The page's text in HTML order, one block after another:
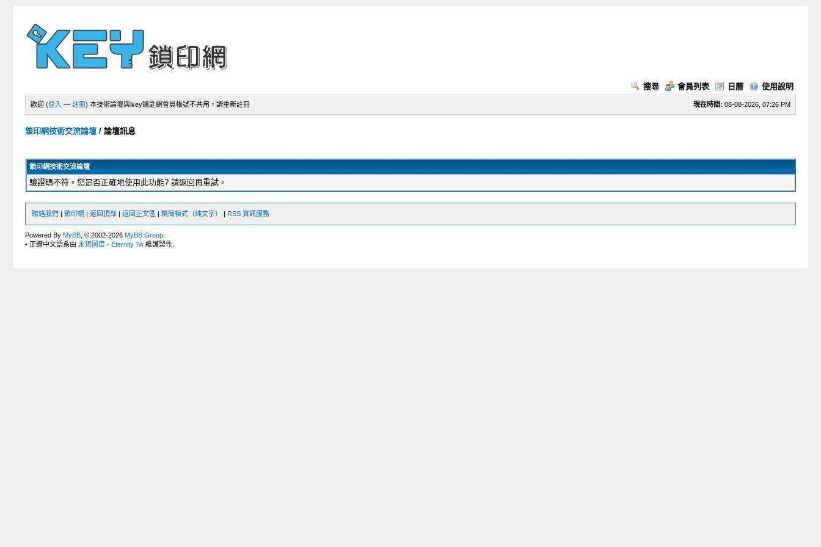
搜尋 會員列表 日曆 使用說明
現在時間: 08-08-2026, 07:26 PM
歡迎 (登入 —註冊) 本技術論壇與ikey鑰匙網會員帳號不共用，請重新註冊
鎖印網技術交流論壇 /論壇訊息
鎖印網技術交流論壇
驗證碼不符。您是否正確地使用此功能? 請返回再重試。
聯絡我們 |鎖印網 |返回頂部 |返回正文區 |精簡模式（純文字） | RSS 資訊服務
Powered ByMyBB , © 2002-2026MyBB Group
• 正體中文語系由永恆國度 - Eternity.Tw 維護製作.